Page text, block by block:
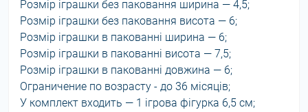
Розмір іграшки без паковання ширина — 4,5;
Розмір іграшки без паковання висота — 6;
Розмір іграшки в пакованні ширина — 6;
Розмір іграшки в пакованні висота — 7,5;
Розмір іграшки в пакованні довжина — 6;
Ограничение по возрасту - до 36 місяців;
У комплект входить — 1 ігрова фігурка 6,5 см;